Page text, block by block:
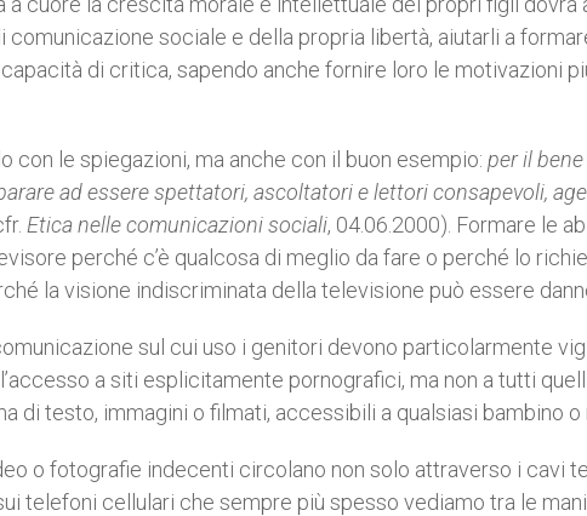
comunicazione sociale e della propria libertà, aiutarli a
di critica, sapendo anche fornire loro le motivazioni
con le spiegazioni, ma anche con il buon esempio: per il
ad essere spettatori, ascoltatori e lettori consapevoli,
Etica nelle comunicazioni sociali, 04.06.2000). Formare le
perché c’è qualcosa di meglio da fare o perché lo
la visione indiscriminata della televisione può essere
sul cui uso i genitori devono particolarmente
a siti esplicitamente pornografici, ma non a tutti
di testo, immagini o filmati, accessibili a qualsiasi bambino o
o fotografie indecenti circolano non solo attraverso i cavi
telefoni cellulari che sempre più spesso vediamo tra le